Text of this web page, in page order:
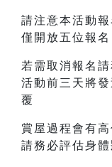
請注意本活動
僅開放五位報名
若需取消報名
活動前三天將
覆
賞屋過程會有
請務必評估身